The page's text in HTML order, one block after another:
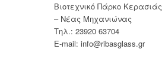
Βιοτεχνικό Πάρκο Κερασιάς
– Νέας Μηχανιώνας
Tηλ.: 23920 63704
E-mail: info@ribasglass.gr